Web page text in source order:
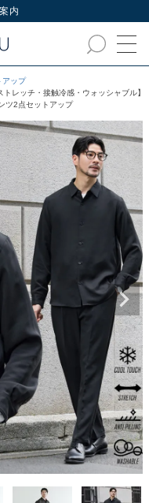
内
アップ
レッチ・接触冷感・ウォッシャブル】
ツ2点セットアップ